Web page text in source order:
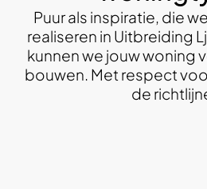
Puur als inspiratie, die
realiseren in Uitbreiding
kunnen we jouw woning
bouwen. Met respect
de